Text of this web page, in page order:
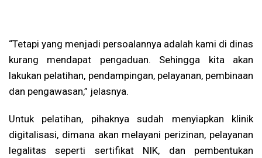
“Tetapi yang menjadi persoalannya adalah kami di dinas
kurang mendapat pengaduan. Sehingga kita akan
lakukan pelatihan, pendampingan, pelayanan, pembinaan
dan pengawasan,” jelasnya.
Untuk pelatihan, pihaknya sudah menyiapkan klinik
digitalisasi, dimana akan melayani perizinan, pelayanan
legalitas seperti sertifikat NIK, dan pembentukan